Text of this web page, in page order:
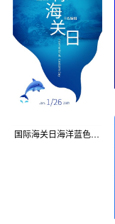
国际海关日海洋蓝色简约海报